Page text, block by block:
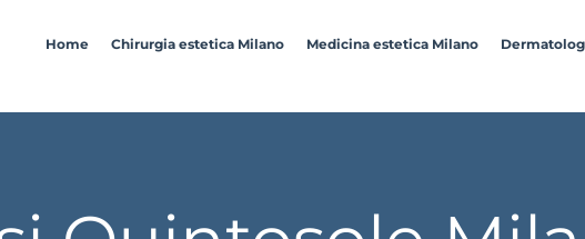
Home Chirurgia estetica Milano Medicina estetica Milano